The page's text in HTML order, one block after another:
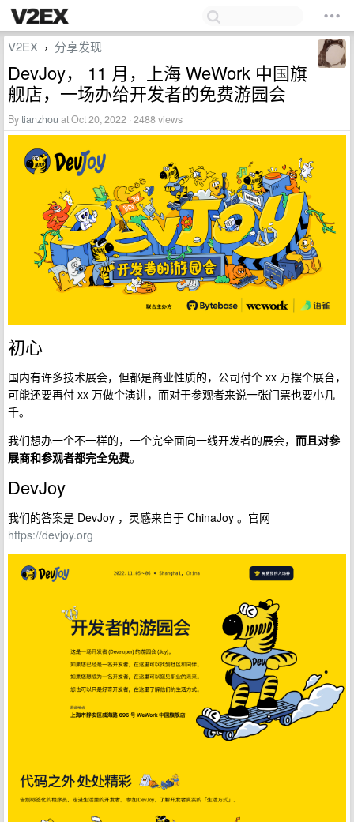
V2EX › 分享发现
DevJoy， 11 月，上海 WeWork 中国旗
舰店，一场办给开发者的免费游园会
Bytianzhou at Oct 20, 2022 · 2488 views
初心
国内有许多技术展会，但都是商业性质的，公司付个 xx 万摆个展台，
可能还要再付 xx 万做个演讲，而对于参观者来说一张门票也要小几
千。
我们想办一个不一样的，一个完全面向一线开发者的展会， 而且对参
展商和参观者都完全免费。
DevJoy
我们的答案是 DevJoy ，灵感来自于 ChinaJoy 。官网
https://devjoy.org